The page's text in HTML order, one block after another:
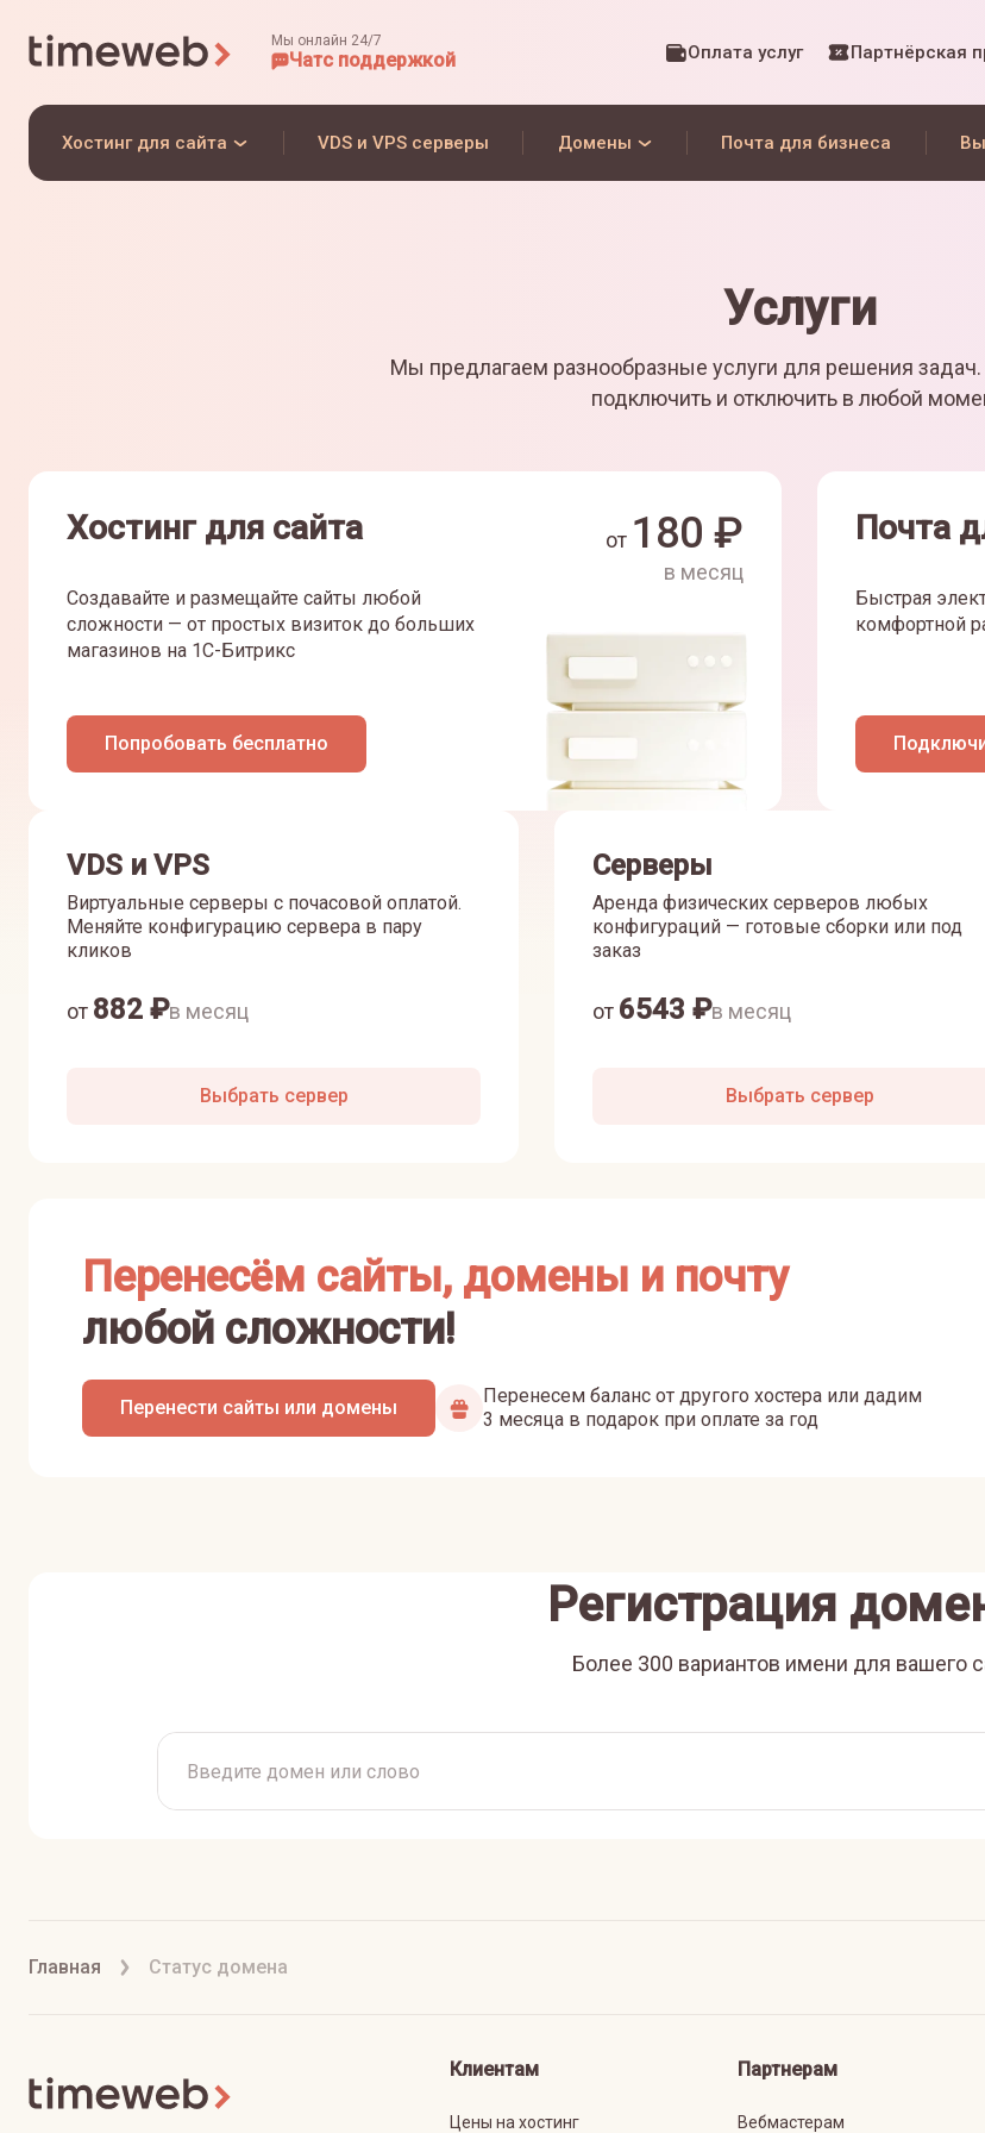
Мы онлайн 24/7
Чатс поддержкой Оплата услуг Партнёрская
Хостинг для сайта VDS и VPS серверы Домены Почта для бизнеса
Услуги
Мы предлагаем разнообразные услуги для решения
подключить и отключить в любой
Хостинг для сайта
Создавайте и размещайте сайты любой
сложности — от простых визиток до больших
магазинов на 1С-Битрикс
Попробовать бесплатно
от 180 ₽
в месяц
Почта
Быстрая
комфортной
VDS и VPS
Виртуальные серверы с почасовой оплатой.
Меняйте конфигурацию сервера в пару
кликов
от 882 ₽в месяц
Выбрать сервер
Серверы
Аренда физических серверов любых
конфигураций — готовые сборки или под
заказ
от 6543 ₽в месяц
Выбрать сервер
Перенесём сайты, домены и почту
любой сложности!
Перенести сайты или домены
Перенесем баланс от другого хостера или дадим
3 месяца в подарок при оплате за год
Регистрация
Более 300 вариантов имени для вашего
Главная Статус домена
Клиентам
Цены на хостинг
Партнерам
Вебмастерам